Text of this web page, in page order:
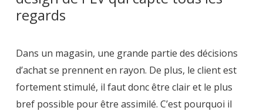
regards
Dans un magasin, une grande partie des décisions
d’achat se prennent en rayon. De plus, le client est
fortement stimulé, il faut donc être clair et le plus
bref possible pour être assimilé. C’est pourquoi il